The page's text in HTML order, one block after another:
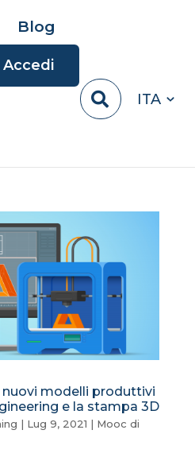
Blog
Accedi
ITA
nuovi modelli produttivi
e la stampa 3D
| Lug 9, 2021 | Mooc di